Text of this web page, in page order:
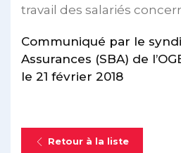
travail des salariés
Communiqué par le
Assurances (SBA) de
le 21 février 2018
Retour à la liste